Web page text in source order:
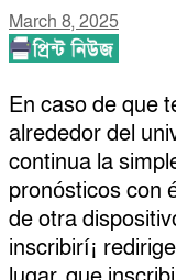
March 8, 2025
En caso de que
alrededor del
continua la
pronósticos con
de otra
inscribirí¡